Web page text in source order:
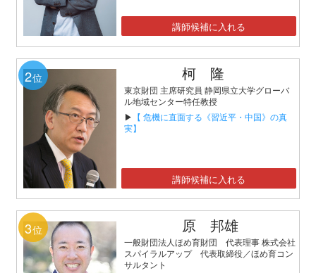
講師候補に入れる
2位 柯 隆
東京財団 主席研究員 静岡県立大学グローバ
ル地域センター特任教授
▶ 【 危機に直面する《習近平・中国》の真
実】
講師候補に入れる
3位 原 邦雄
一般財団法人ほめ育財団 代表理事 株式会社
スパイラルアップ 代表取締役／ほめ育コン
サルタント